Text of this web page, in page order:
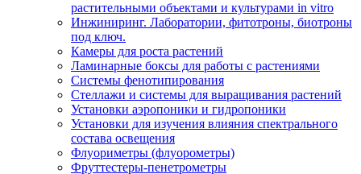
растительными объектами и культурами in vitro
Инжиниринг. Лаборатории, фитотроны, биотроны
под ключ.
Камеры для роста растений
Ламинарные боксы для работы с растениями
Системы фенотипирования
Стеллажи и системы для выращивания растений
Установки аэропоники и гидропоники
Установки для изучения влияния спектрального
состава освещения
Флуориметры (флуорометры)
Фруттестеры-пенетрометры